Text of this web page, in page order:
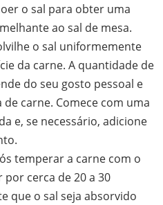
o sal para obter uma
ao sal de mesa.
o sal uniformemente
da carne. A quantidade de
do seu gosto pessoal e
carne. Comece com uma
e, se necessário, adicione
temperar a carne com o
cerca de 20 a 30
que o sal seja absorvido